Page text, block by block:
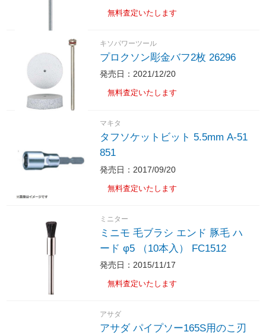
無料査定いたします
キソパワーツール
プロクソン彫金バフ2枚 26296
発売日：2021/12/20
無料査定いたします
マキタ
タフソケットビット 5.5mm A-51
851
発売日：2017/09/20
無料査定いたします
ミニター
ミニモ 毛ブラシ エンド 豚毛 ハ
ード φ5 （10本入） FC1512
発売日：2015/11/17
無料査定いたします
アサダ
アサダ パイプソー165S用のこ刃